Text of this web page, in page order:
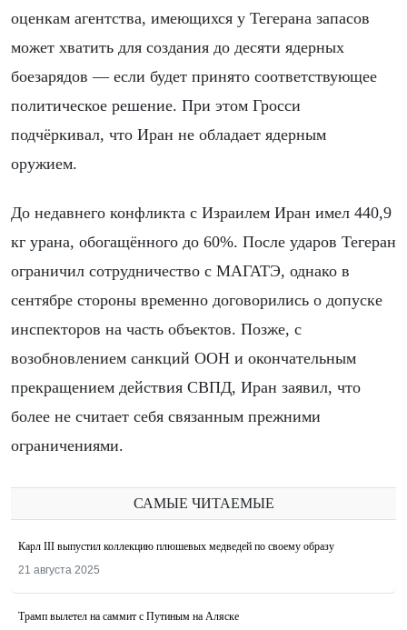
оценкам агентства, имеющихся у Тегерана запасов
может хватить для создания до десяти ядерных
боезарядов — если будет принято соответствующее
политическое решение. При этом Гросси
подчёркивал, что Иран не обладает ядерным
оружием.
До недавнего конфликта с Израилем Иран имел 440,9
кг урана, обогащённого до 60%. После ударов Тегеран
ограничил сотрудничество с МАГАТЭ, однако в
сентябре стороны временно договорились о допуске
инспекторов на часть объектов. Позже, с
возобновлением санкций ООН и окончательным
прекращением действия СВПД, Иран заявил, что
более не считает себя связанным прежними
ограничениями.
САМЫЕ ЧИТАЕМЫЕ
Карл III выпустил коллекцию плюшевых медведей по своему образу
21 августа 2025
Трамп вылетел на саммит с Путиным на Аляске